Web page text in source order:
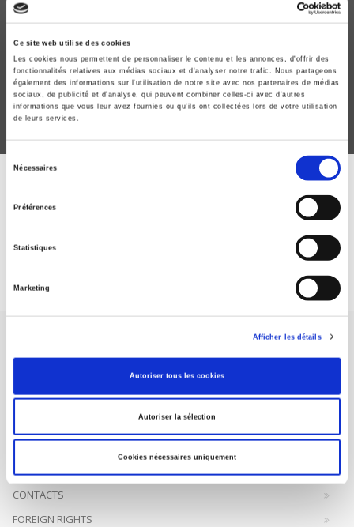
Ce site web utilise des cookies
Les cookies nous permettent de personnaliser le contenu et les annonces, d'offrir des
fonctionnalités relatives aux médias sociaux et d'analyser notre trafic. Nous partageons
également des informations sur l'utilisation de notre site avec nos partenaires de médias
sociaux, de publicité et d'analyse, qui peuvent combiner celles-ci avec d'autres
informations que vous leur avez fournies ou qu'ils ont collectées lors de votre utilisation
de leurs services.
Sélection
Nécessaires
Préférences
Statistiques
Marketing
Afficher les détails
Autoriser tous les cookies
Autoriser la sélection
Cookies nécessaires uniquement
La fin de l'ordre militaire
Maurice Bertrand
ABONNEZ-VOUS À NOS
Maison d'édition dédiée aux sciences humaines et sociales, les
à la transmission des savoirs et des idéescontinuer
CONTACTS
FOREIGN RIGHTS